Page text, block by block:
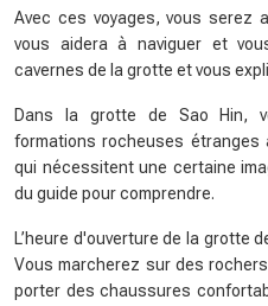
Avec ces voyages, vous serez
vous aidera à naviguer et
cavernes de la grotte et vous
Dans la grotte de Sao Hin,
formations rocheuses
qui nécessitent une certaine
du guide pour comprendre.
L’heure d'ouverture de la grotte
Vous marcherez sur des
porter des chaussures